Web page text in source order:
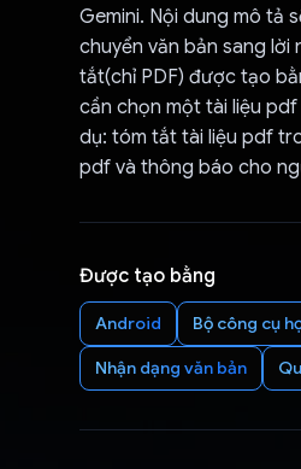
Gemini. Nội dung mô tả
chuyển văn bản sang lời
tắt(chỉ PDF) được tạo
cần chọn một tài liệu
dụ: tóm tắt tài liệu pdf
pdf và thông báo cho
Được tạo bằng
Android Bộ công cụ
Nhận dạng văn bản